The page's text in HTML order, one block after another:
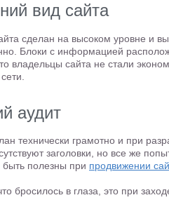
вид сайта
сделан на высоком уровне и
Блоки с информацией
владельцы сайта не стали
аудит
технически грамотно и при
заголовки, но все же
полезны при продвижении
бросилось в глаза, это при